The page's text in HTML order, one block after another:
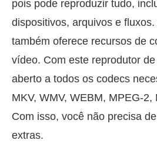
pois pode reproduzir tudo,
dispositivos, arquivos e
também oferece recursos de
vídeo. Com este reprodutor
aberto a todos os codecs
MKV, WMV, WEBM, MPEG-2,
Com isso, você não precisa
extras.